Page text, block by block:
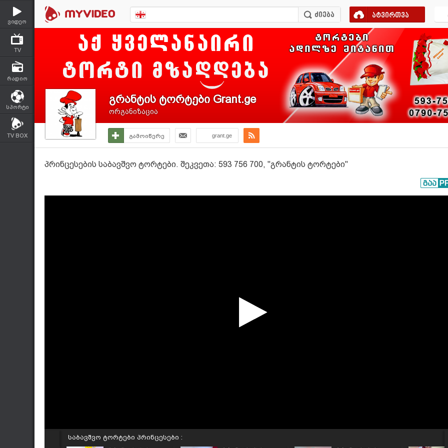
ვიდეო
TV
რადიო
სპორტი
TV BOX
ატვირთვა
გრანტის ტორტები Grant.ge
ორგანიზაცია
გამოიწერე grant.ge
პრინცესების საბავშვო ტორტები. შეკვეთა: 593 756 700, "გრანტის ტორტები"
საბავშვო ტორტები პრინცესები :